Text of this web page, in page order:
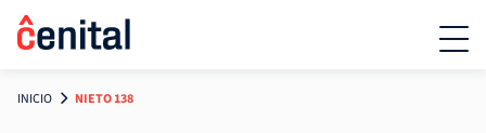
INICIO NIETO 138